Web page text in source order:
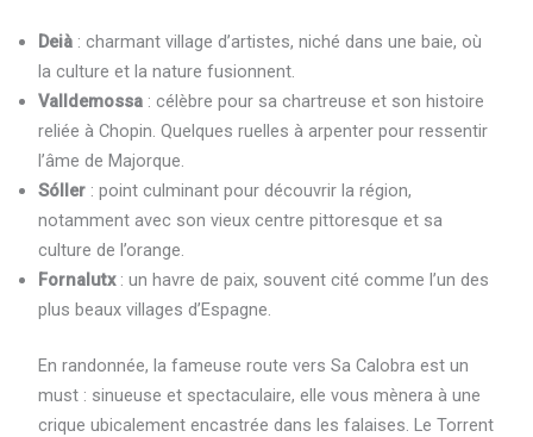
Deià: charmant village d’artistes, niché dans une baie, où
la culture et la nature fusionnent.
Valldemossa: célèbre pour sa chartreuse et son histoire
reliée à Chopin. Quelques ruelles à arpenter pour ressentir
l’âme de Majorque.
Sóller: point culminant pour découvrir la région,
notamment avec son vieux centre pittoresque et sa
culture de l’orange.
Fornalutx: un havre de paix, souvent cité comme l’un des
plus beaux villages d’Espagne.
En randonnée, la fameuse route vers Sa Calobra est un
must : sinueuse et spectaculaire, elle vous mènera à une
crique ubicalement encastrée dans les falaises. Le Torrent